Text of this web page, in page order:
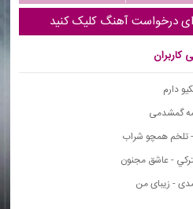
درخواست آهنگ کلیک کنید
کاربران
دارم
گمشدمی
تلخم همچو شراب
- عاشق مجنون
- زیبای من